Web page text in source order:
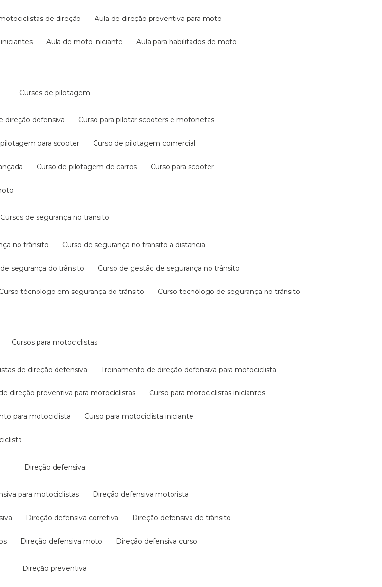
motociclistas de direção aula de direção preventiva para moto
iniciantes aula de moto iniciante aula para habilitados de moto
cursos de pilotagem
direção defensiva curso para pilotar scooters e motonetas
pilotagem para scooter curso de pilotagem comercial
curso de pilotagem de carros curso para scooter
cursos de segurança no trânsito
no trânsito curso de segurança no transito a distancia
de segurança do trânsito curso de gestão de segurança no trânsito
curso técnologo em segurança do trânsito curso tecnólogo de segurança no trânsito
cursos para motociclistas
de direção defensiva treinamento de direção defensiva para motociclista
de direção preventiva para motociclistas curso para motociclistas iniciantes
para motociclista curso para motociclista iniciante
direção defensiva
para motociclistas direção defensiva motorista
direção defensiva corretiva direção defensiva de trânsito
direção defensiva moto direção defensiva curso
direção preventiva